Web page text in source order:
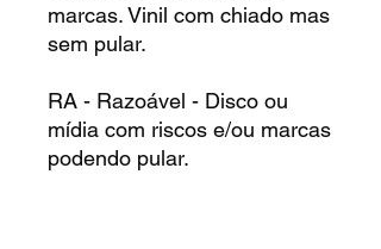
marcas. Vinil com chiado mas
sem pular.
RA - Razoável - Disco ou
mídia com riscos e/ou marcas
podendo pular.